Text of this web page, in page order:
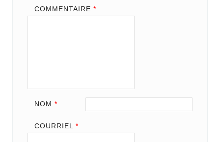
COMMENTAIRE *
NOM *
COURRIEL *